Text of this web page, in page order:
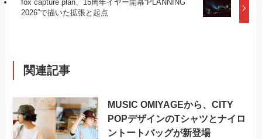
fox capture plan、15周年イヤー開幕“PLANNING
2026”で描いた拡張と起点
関連記事
MUSIC OMIYAGEから、CITY
POPデザインのTシャツとナイロ
ントートバッグが新登場